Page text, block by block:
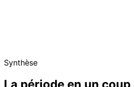
Synthèse
La période en un